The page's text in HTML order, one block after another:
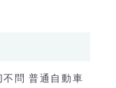
不問 普通自動車